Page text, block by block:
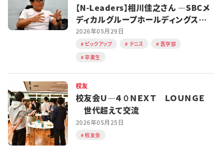
【N-Leaders】相川佳之さん ―SBCメ
ディカルグループホールディングス
CEO
2026年05月29日
ピックアップ テニス
医学部
卒業生
校友
校友会Ｕ―４０ＮＥＸＴ ＬＯＵＮＧＥ
世代超えて交流
2026年05月25日
校友会